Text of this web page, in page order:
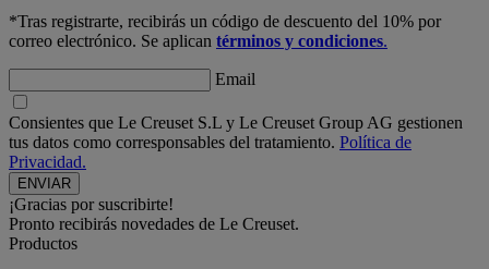
*Tras registrarte, recibirás un código de descuento del 10% por
correo electrónico. Se aplican términos y condiciones.
Email
Consientes que Le Creuset S.L y Le Creuset Group AG gestionen
tus datos como corresponsables del tratamiento. Política de
Privacidad.
¡Gracias por suscribirte!
Pronto recibirás novedades de Le Creuset.
Productos